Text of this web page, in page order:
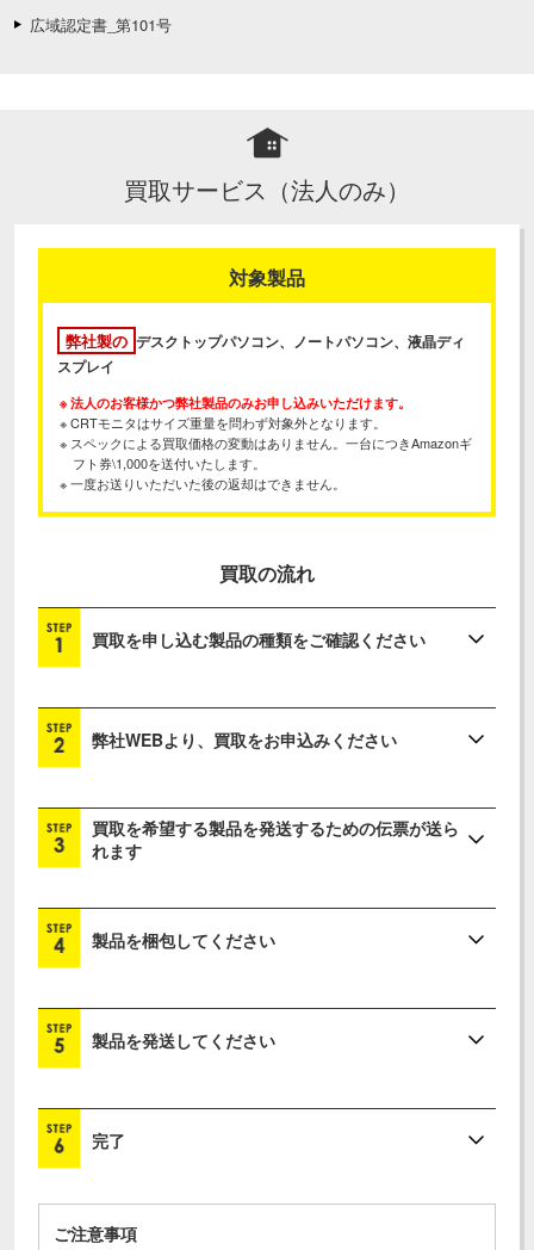
広域認定書_第101号
買取サービス（法人のみ）
対象製品
弊社製の デスクトップパソコン、ノートパソコン、液晶ディ
スプレイ
※ 法人のお客様かつ弊社製品のみお申し込みいただけます。
※ CRTモニタはサイズ重量を問わず対象外となります。
※ スペックによる買取価格の変動はありません。一台につきAmazonギ
フト券\1,000を送付いたします。
※ 一度お送りいただいた後の返却はできません。
買取の流れ
買取を申し込む製品の種類をご確認ください
弊社WEBより、買取をお申込みください
買取を希望する製品を発送するための伝票が送ら
れます
製品を梱包してください
製品を発送してください
完了
ご注意事項